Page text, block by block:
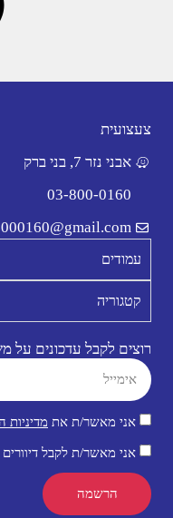
צעצועית
אבני נזר 7, בני ברק
03-800-0160
עמודים
קטגוריה
רוצים לקבל עדכונים על
אני מאשר/ת את
אני מאשר/ת לקבל דיוורים
הרשמה